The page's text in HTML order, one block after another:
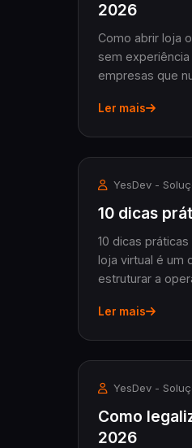
2026
Como abrir loja
sem
empresas que
Ler mais
YesDev -
10 dicas
10 dicas
loja virtual é um
estruturar a
Ler mais
YesDev -
Como
2026